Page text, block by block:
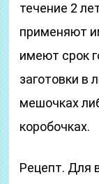
течение 2
применяют
имеют срок
заготовки в
мешочках
коробочках.
Рецепт. Для